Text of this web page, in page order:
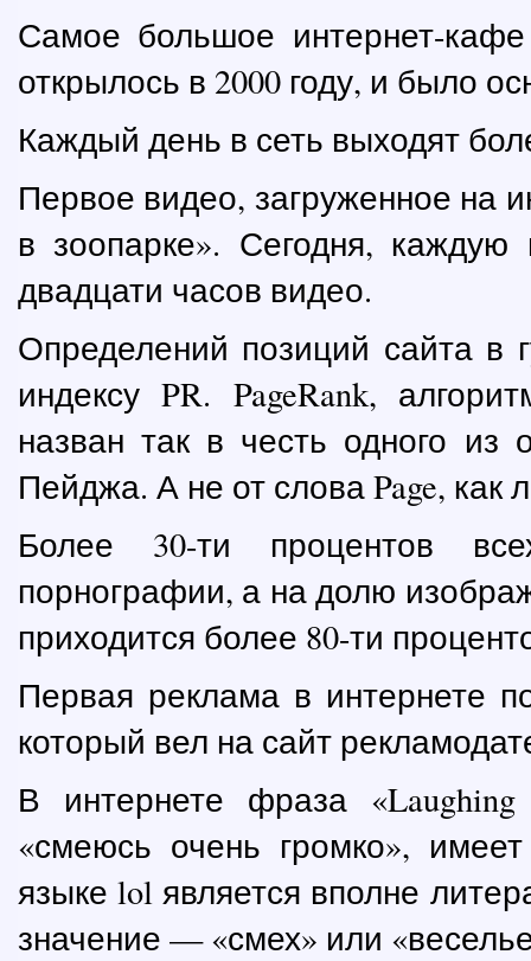
Самое большое интернет-
открылось в 2000 году, и было
Каждый день в сеть выходят
Первое видео, загруженное на
в зоопарке». Сегодня, каждую
двадцати часов видео.
Определений позиций сайта в
индексу PR. PageRank,
назван так в честь одного из
Пейджа. А не от слова Page, как
Более 30-ти процентов
порнографии, а на долю
приходится более 80-ти
Первая реклама в интернете
который вел на сайт
В интернете фраза
«смеюсь очень громко»,
языке lol является вполне
значение — «смех» или